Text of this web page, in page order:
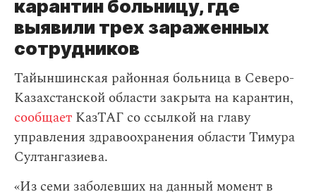
карантин больницу, где
выявили трех зараженных
сотрудников
Тайыншинская районная больница в Северо-
Казахстанской области закрыта на карантин,
сообщает КазТАГ со ссылкой на главу
управления здравоохранения области Тимура
Султангазиева.
«Из семи заболевших на данный момент в